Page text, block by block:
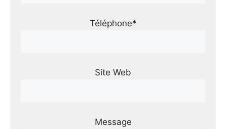
Téléphone*
Site Web
Message